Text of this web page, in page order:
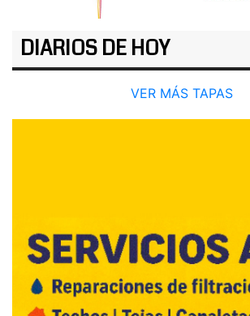
DIARIOS DE HOY
VER MÁS TAPAS